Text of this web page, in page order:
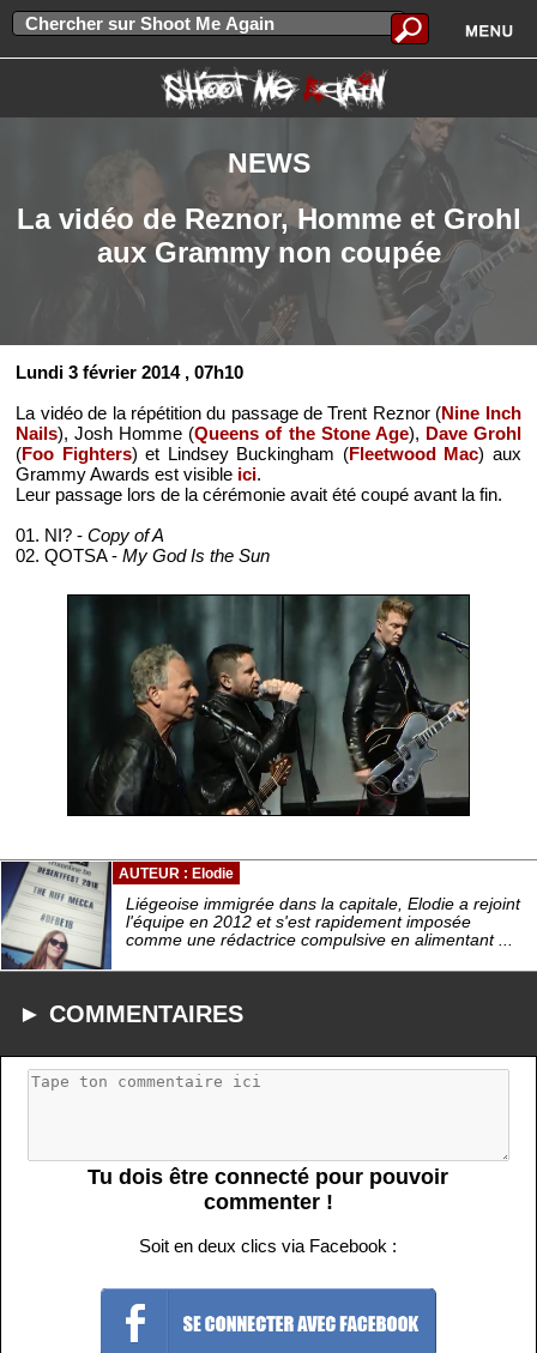
NEWS
La vidéo de Reznor, Homme et Grohl
aux Grammy non coupée
Lundi 3 février 2014 , 07h10
La vidéo de la répétition du passage de Trent Reznor (Nine Inch
Nails), Josh Homme (Queens of the Stone Age), Dave Grohl
(Foo Fighters) et Lindsey Buckingham (Fleetwood Mac) aux
Grammy Awards est visible ici.
Leur passage lors de la cérémonie avait été coupé avant la fin.
01. NI? -Copy of A
02. QOTSA -My God Is the Sun
AUTEUR : Elodie
Liégeoise immigrée dans la capitale, Elodie a rejoint
l'équipe en 2012 et s'est rapidement imposée
comme une rédactrice compulsive en alimentant ...
► COMMENTAIRES
Tu dois être connecté pour pouvoir
commenter !
Soit en deux clics via Facebook :